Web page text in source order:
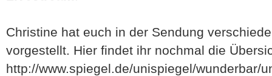
Christine hat euch in der Sendung
vorgestellt. Hier findet ihr nochmal die
http://www.spiegel.de/unispiegel/wunderbar/